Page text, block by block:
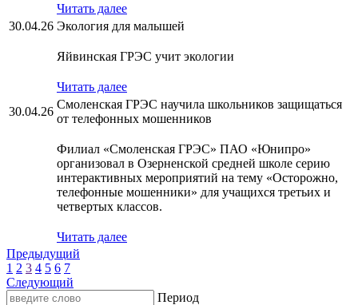
Читать далее
30.04.26 Экология для малышей
Яйвинская ГРЭС учит экологии
Читать далее
30.04.26
Смоленская ГРЭС научила школьников защищаться
от телефонных мошенников
Филиал «Смоленская ГРЭС» ПАО «Юнипро»
организовал в Озерненской средней школе серию
интерактивных мероприятий на тему «Осторожно,
телефонные мошенники» для учащихся третьих и
четвертых классов.
Читать далее
Предыдущий
1 2 3 4 5 6 7
Следующий
Период